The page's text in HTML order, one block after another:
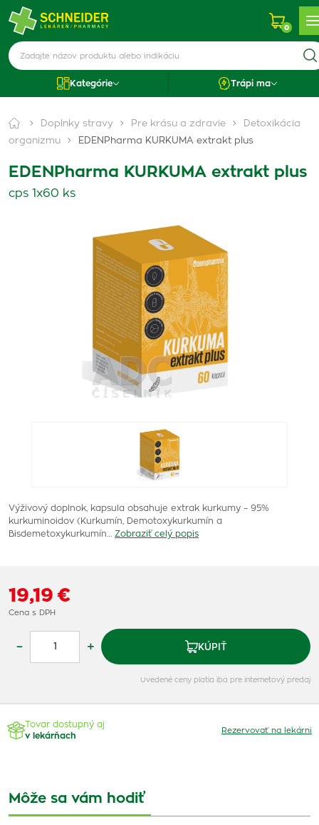
0
Kategórie Trápi ma
Doplnky stravy Pre krásu a zdravie
Detoxikácia
organizmu
EDENPharma KURKUMA extrakt plus
EDENPharma KURKUMA extrakt plus
cps 1x60 ks
Výživový doplnok, kapsula obsahuje extrak kurkumy – 95%
kurkuminoidov (Kurkumín, Demotoxykurkumín a
Bisdemetoxykurkumín…
Zobraziť celý popis
19,19 €
Cena s DPH
– + KÚPIŤ
Uvedené ceny platia iba pre internetový predaj
Tovar dostupný aj
v lekárňach
Rezervovať na lekárni
Môže sa vám hodiť